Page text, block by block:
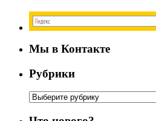
Мы в Контакте
Рубрики
Рубрики